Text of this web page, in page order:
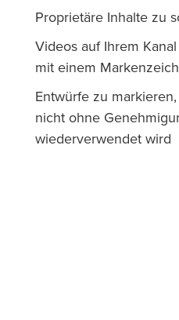
Proprietäre Inhalte zu
Videos auf Ihrem
mit einem
Entwürfe zu
nicht ohne
wiederverwendet wird